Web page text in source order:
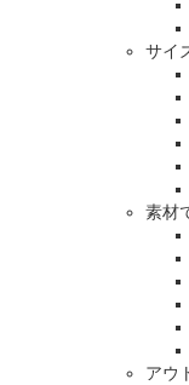
サイ
素材
アウ